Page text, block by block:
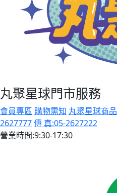
丸聚星球門市服務
會員專區 購物需知 丸聚星球商品
2627777傳 真:05-2627222
營業時間:9:30-17:30